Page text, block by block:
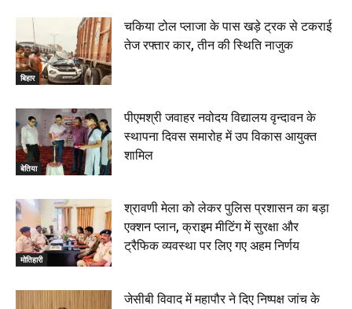
बिहार
चकिया टोल प्लाजा के पास खड़े ट्रक से टकराई
तेज रफ्तार कार, तीन की स्थिति नाजुक
बेतिया
पीएमश्री जवाहर नवोदय विद्यालय वृन्दावन के
स्थापना दिवस समारोह में उप विकास आयुक्त
शामिल
मोतिहारी
श्रावणी मेला को लेकर पुलिस प्रशासन का बड़ा
एक्शन प्लान, क्राइम मीटिंग में सुरक्षा और
ट्रैफिक व्यवस्था पर लिए गए अहम निर्णय
जेसीबी विवाद में महापौर ने दिए निष्पक्ष जांच के